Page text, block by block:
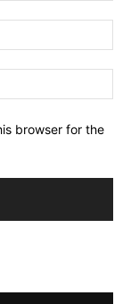
browser for the